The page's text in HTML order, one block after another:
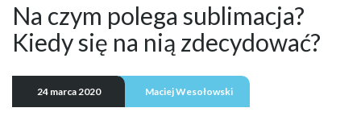
Na czym polega sublimacja?
Kiedy się na nią zdecydować?
24 marca 2020 Maciej Wesołowski